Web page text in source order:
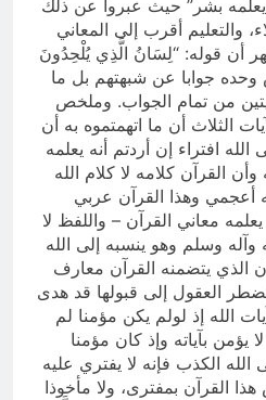
يعلمه بشر” حيث عبروا عن ذلك
والتعليم أقرب إلى المعاني
أن قوله: “لِسَانُ الَّذِي يُلْحِدُونَ
وحده جوابا عن شبهتهم بل ما
من تمام الجواب. وملخص
الثلاث أن ما اتهمتموه به أن
افتراء إن أردتم أنه يعلمه
القرآن كلامه لا كلام الله
أعجمي وهذا القرآن عربي
معاني القرآن – واللفظ لا
وآله وسلم وهو ينسبه إلى الله
الذي يتضمنه القرآن معارف
العقول إلى قبولها قد هدى
الله إذ لولم يكن مؤمنا لم
يؤمن بآياته وإذ كان مؤمنا
الله الكذب فإنه لا يفتري عليه
هذا القرآن بمفترى، ولا مأخوذا